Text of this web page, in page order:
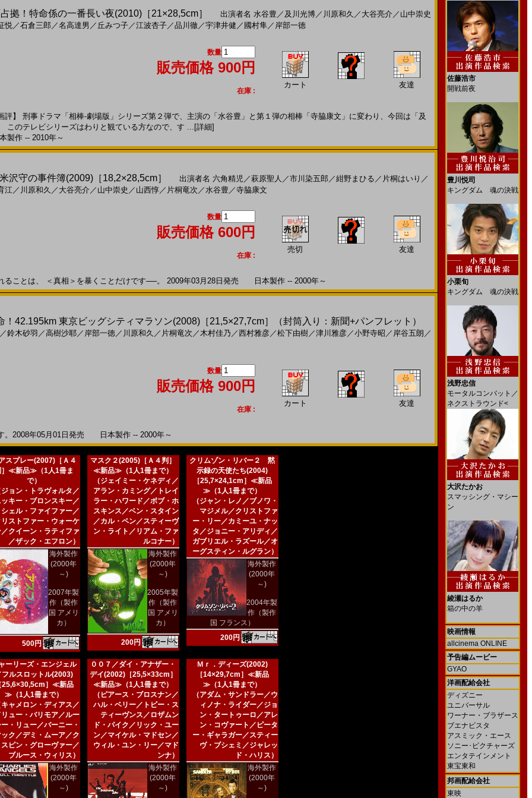
拠！特命係の一番長い夜(2010)［21×28,5cm］ 出演者名 水谷豊 ／ 及川光博／ 川原和久 ／ 大谷亮介 ／ 山中崇史
悦／石倉三郎 ／名高達男 ／ 丘みつ子／江波杏子／品川徹 ／宇津井健 ／ 國村隼／ 岸部一徳
数量
販売価格 900円
在庫 :
カート 友達
】 刑事ドラマ「相棒-劇場版」シリーズ第２弾で、主演の「水谷豊」と第１弾の相棒「寺脇康文」に変わり、今回は「及
このテレビシリーズはわりと観ている方なので、す ... [詳細]
作 -- 2010年～
守の事件簿(2009)［18,2×28,5cm］ 出演者名 六角精児／萩原聖人 ／市川染五郎 ／紺野まひる ／ 片桐はいり ／
江／ 川原和久 ／ 大谷亮介 ／ 山中崇史 ／ 山西惇／ 片桐竜次 ／水谷豊 ／寺脇康文
数量
販売価格 600円
在庫 :
売切 友達
ことは、 ＜真相＞を暴くことだけです──。 2009年03月28日発売 日本製作 -- 2000年～
42.195km 東京ビッグシティマラソン(2008)［21,5×27,7cm］（封筒入り：新聞+パンフレット）
／鈴木砂羽 ／高樹沙耶／ 岸部一徳／ 川原和久 ／ 片桐竜次 ／木村佳乃 ／西村雅彦／松下由樹／津川雅彦／小野寺昭 ／ 岸谷五朗 ／
数量
販売価格 900円
在庫 :
カート 友達
2008年05月01日発売 日本製作 -- 2000年～
スプレー(2007)［Ａ４
］≪新品≫（1人1冊ま
で）
ョン・トラヴォルタ／
キー・ブロンスキー／
ェル・ファイファー／
ストファー・ウォーケ
クイーン・ラティファ
／ザック・エフロン）
海外製作
(2000年
～)
2007年製
作（製作
国 アメリ
カ）
500円
マスク２(2005)［Ａ４判］
≪新品≫（1人1冊まで）
（ジェイミー・ケネディ／
アラン・カミング／トレイ
ラー・ハワード／ボブ・ホ
スキンス／ベン・スタイン
／カル・ペン／スティーヴ
ン・ライト／リアム・ファ
ルコナー）
海外製作
(2000年
～)
2005年製
作（製作
国 アメリ
カ）
200円
クリムゾン・リバー２ 黙
示録の天使たち(2004)
［25,7×24,1cm］≪新品
≫（1人1冊まで）
（ジャン・レノ／ブノワ・
マジメル／クリストファ
ー・リー／カミーユ・ナッ
タ／ジョニー・アリディ／
ガブリエル・ラズール／オ
ーグスティン・ルグラン）
海外製作
(2000年
～)
2004年製
作（製作
国 フランス）
200円
ーリーズ・エンジェル
フルスロットル(2003)
25,6×30,5cm］≪新品
≫（1人1冊まで）
ャメロン・ディアス／
ュー・バリモア／ルー
・リュー／バーニー・
ク／デミ・ムーア／ク
ピン・グローヴァー／
ブルース・ウィリス）
海外製作
(2000年
～)
００７／ダイ・アナザー・
デイ(2002)［25,5×33cm］
≪新品≫（1人1冊まで）
（ピアース・ブロスナン／
ハル・ベリー／トビー・ス
ティーヴンス／ロザムン
ド・パイク／リック・ユー
ン／マイケル・マドセン／
ウィル・ユン・リー／マド
ンナ）
海外製作
(2000年
～)
Ｍｒ．ディーズ(2002)
［14×29,7cm］≪新品
≫（1人1冊まで）
（アダム・サンドラー／ウ
ィノナ・ライダー／ジョ
ン・タートゥーロ／アレ
ン・コヴァート／ピータ
ー・ギャラガー／スティー
ヴ・ブシェミ／ジャレッ
ド・ハリス）
海外製作
(2000年
～)
佐藤浩市
開戦前夜
豊川悦司
キングダム 魂の決戦
小栗旬
キングダム 魂の決戦
浅野忠信
モータルコンバット／
ネクストラウンド<
大沢たかお
スマッシング・マシー
ン
綾瀬はるか
箱の中の羊
映画情報
allcinema ONLINE
予告編ムービー
GYAO
洋画配給会社
ディズニー
ユニバーサル
ワーナー・ブラザース
ブエナビスタ
アスミック・エース
ソニー･ピクチャーズ
エンタテインメント
東宝東和
邦画配給会社
東映